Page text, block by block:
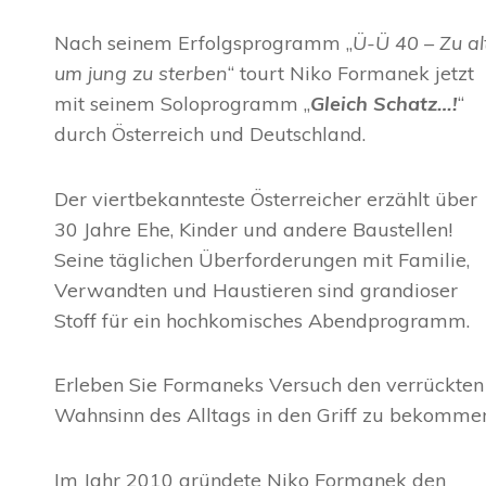
Nach seinem Erfolgsprogramm „Ü-Ü 40 – Zu
um jung zu sterben“ tourt Niko Formanek jetzt
mit seinem Soloprogramm „Gleich Schatz…!“
durch Österreich und Deutschland.
Der viertbekannteste Österreicher erzählt über
30 Jahre Ehe, Kinder und andere Baustellen!
Seine täglichen Überforderungen mit Familie,
Verwandten und Haustieren sind grandioser
Stoff für ein hochkomisches Abendprogramm.
Erleben Sie Formaneks Versuch den verrückten
Wahnsinn des Alltags in den Griff zu
Im Jahr 2010 gründete Niko Formanek den